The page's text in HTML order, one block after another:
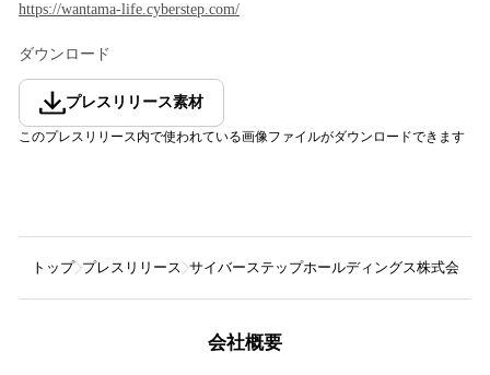
https://wantama-life.cyberstep.com/
ダウンロード
プレスリリース素材
このプレスリリース内で使われている画像ファイルがダウンロードできます
トップ プレスリリース サイバーステップホールディングス株式会社
会社概要